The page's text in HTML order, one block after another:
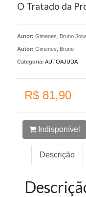
O Tratado da
Autor: Gimenes, Bruno
Autor: Gimenes, Bruno
Categoria: AUTOAJUDA
R$ 81,90
Indisponível
Descrição